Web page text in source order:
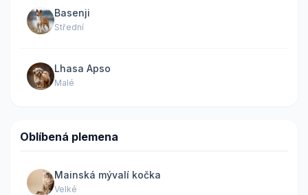
Basenji
Střední
Lhasa Apso
Malé
Oblíbená plemena
Mainská mývalí kočka
Velké